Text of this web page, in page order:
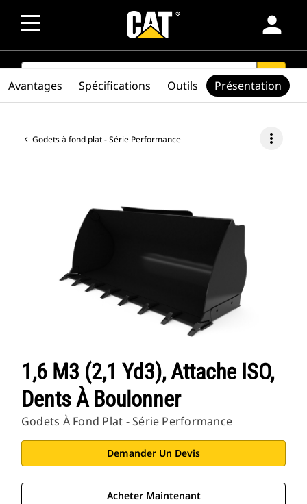
person
SEARCH search
Godets à fond plat - Série Performance more_vert
1,6 M3 (2,1 Yd3), Attache ISO,
Dents À Boulonner
Godets À Fond Plat - Série Performance
Demander Un Devis
Acheter Maintenant
Avantages Spécifications Outils Présentation